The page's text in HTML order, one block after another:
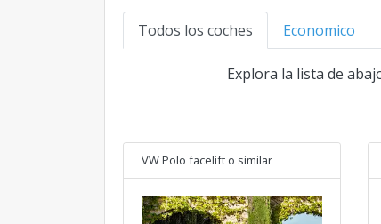
Todos los coches Economico
Explora la lista de
VW Polo facelift o similar